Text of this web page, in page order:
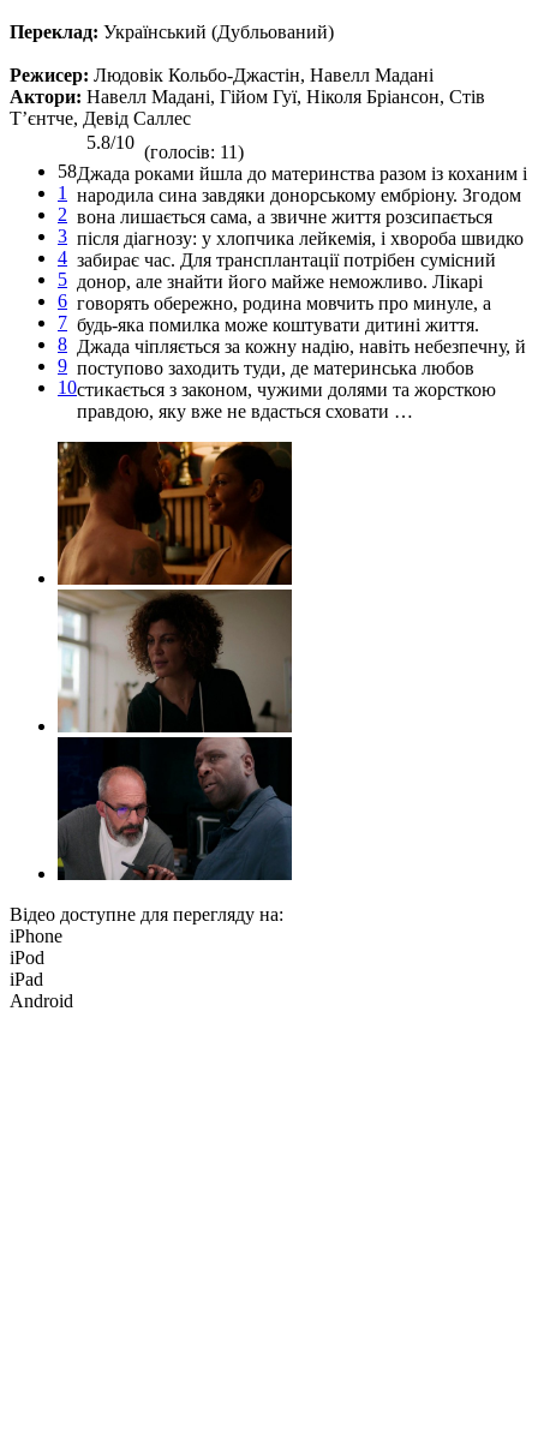
Переклад: Український (Дубльований)
Режисер: Людовік Кольбо-Джастін, Навелл Мадані
Актори: Навелл Мадані, Гійом Гуї, Ніколя Бріансон, Стів
Т’єнтче, Девід Саллес
58
1
2
3
4
5
6
7
8
9
10
5.8/10 (голосів: 11)
Джада роками йшла до материнства разом із коханим і
народила сина завдяки донорському ембріону. Згодом
вона лишається сама, а звичне життя розсипається
після діагнозу: у хлопчика лейкемія, і хвороба швидко
забирає час. Для трансплантації потрібен сумісний
донор, але знайти його майже неможливо. Лікарі
говорять обережно, родина мовчить про минуле, а
будь-яка помилка може коштувати дитині життя.
Джада чіпляється за кожну надію, навіть небезпечну, й
поступово заходить туди, де материнська любов
стикається з законом, чужими долями та жорсткою
правдою, яку вже не вдасться сховати …
Відео доступне для перегляду на:
iPhone
iPod
iPad
Android